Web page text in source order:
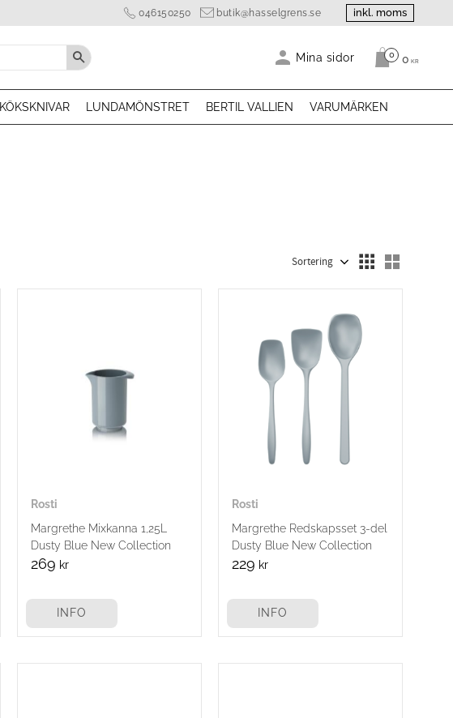
046150250 butik@hasselgrens.se inkl. moms
Mina sidor Antal
0 0 KR
KÖKSKNIVAR LUNDAMÖNSTRET BERTIL VALLIEN VARUMÄRKEN
Rosti
Margrethe Mixkanna 1,25L
Dusty Blue New Collection
269 kr
INFO
Rosti
Margrethe Redskapsset 3-del
Dusty Blue New Collection
229 kr
INFO